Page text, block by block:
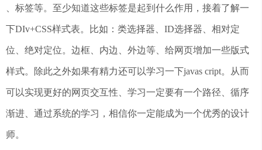
、标签等。至少知道这些标签是起到什么作用，接着了解一
下DIv+CSS样式表。比如：类选择器、ID选择器、相对定
位、绝对定位。边框、内边、外边等、给网页增加一些版式
样式。除此之外如果有精力还可以学习一下javas cript。从而
可以实现更好的网页交互性、学习一定要有一个路径、循序
渐进、通过系统的学习，相信你一定能成为一个优秀的设计
师。